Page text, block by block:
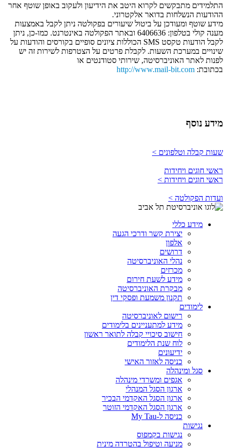
התלמידים מתבקשים לקרוא היטב את הידיעון ולעקוב באופן שוטף אחר
ההודעות הנשלחות בדואר אלקטרוני.
מידע שוטף ומעודכן על ביטול שיעורים בפקולטה ניתן לקבל באמצעות
מענה קולי בטלפון: 6406636 ובאתר הפקולטה באינטרנט. כמו-כן, ניתן
לקבל הודעות טקסט SMS הכוללות ציונים סופיים בקורסים והודעות על
שינויים במערכת השעות. לקבלת פרטים על הצטרפות לשירות זה יש
לפנות לאתר האוניברסיטה, שירותי סטודנטים או
בכתובת: http://www.mail-bit.com
מידע נוסף
שעות קבלה וטלפונים >
ראשי חוגים ויחידות
ראשי חוגים ויחידות >
ועדות הפקולטה >
מידע כללי
יצירת קשר ודרכי הגעה
אלפון
דרושים
נהלי האוניברסיטה
מכרזים
מידע לשעת חירום
מבקרת האוניברסיטה
תקנון משמעת ופסקי דין
לימודים
רישום לאוניברסיטה
מידע למתעניינים בלימודים
חישוב סיכויי קבלה לתואר ראשון
לוח שנת הלימודים
ידיעונים
כניסה לאזור האישי
סגל ומינהלה
אגפים ומשרדי מינהלה
ארגון הסגל המנהלי
ארגון הסגל האקדמי הבכיר
ארגון הסגל האקדמי הזוטר
כניסה ל-My Tau
נגישות
נגישות בקמפוס
מניעה וטיפול בהטרדה מינית